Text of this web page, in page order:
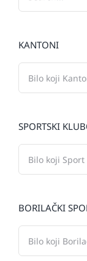
KANTONI
SPORTSKI
BORILAČKI